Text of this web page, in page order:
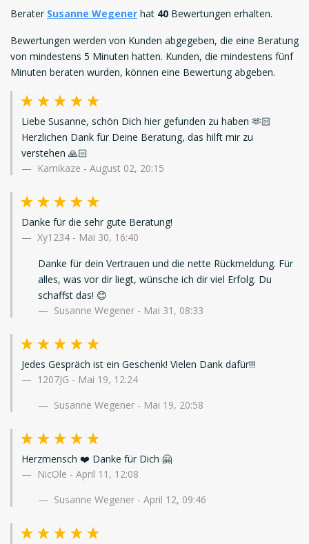
Berater Susanne Wegener hat 40 Bewertungen erhalten.
Bewertungen werden von Kunden abgegeben, die eine Beratung
von mindestens 5 Minuten hatten. Kunden, die mindestens fünf
Minuten beraten wurden, können eine Bewertung abgeben.
Liebe Susanne, schön Dich hier gefunden zu haben 🫶🏻
Herzlichen Dank für Deine Beratung, das hilft mir zu
verstehen 🙏🏻
Kamikaze - August 02, 20:15
Danke für die sehr gute Beratung!
Xy1234 - Mai 30, 16:40
Danke für dein Vertrauen und die nette Rückmeldung. Für
alles, was vor dir liegt, wünsche ich dir viel Erfolg. Du
schaffst das! 😊
Susanne Wegener - Mai 31, 08:33
Jedes Gespräch ist ein Geschenk! Vielen Dank dafür!!!
1207JG - Mai 19, 12:24
Susanne Wegener - Mai 19, 20:58
Herzmensch ❤️ Danke für Dich 🤗
NicOle - April 11, 12:08
Susanne Wegener - April 12, 09:46